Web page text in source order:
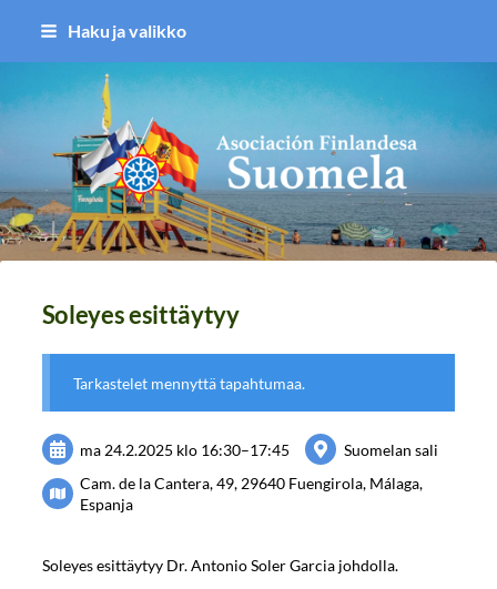
Siirry
sivun
sisältöön
Haku ja valikko
Asociación Finlandesa Suomela
Soleyes esittäytyy
Tarkastelet mennyttä tapahtumaa.
ma 24.2.2025 klo 16:30–17:45
Suomelan sali
Cam. de la Cantera, 49, 29640 Fuengirola, Málaga,
Espanja
Soleyes esittäytyy Dr. Antonio Soler Garcia johdolla.